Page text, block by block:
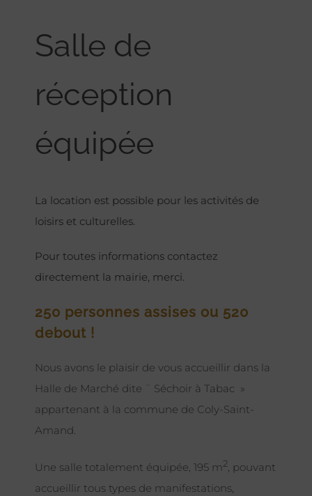
Salle de
réception
équipée
La location est possible pour les activités de
loisirs et culturelles.
Pour toutes informations contactez
directement la mairie, merci.
250 personnes assises ou 520
debout !
Nous avons le plaisir de vous accueillir dans la
Halle de Marché dite ¨ Séchoir à Tabac »
appartenant à la commune de Coly-Saint-
Amand.
Une salle totalement équipée, 195 m2, pouvant
accueillir tous types de manifestations,